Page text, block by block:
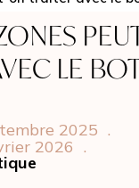
LE
2025 .
2026 .